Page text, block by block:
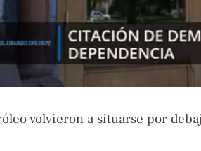
volvieron a situarse por